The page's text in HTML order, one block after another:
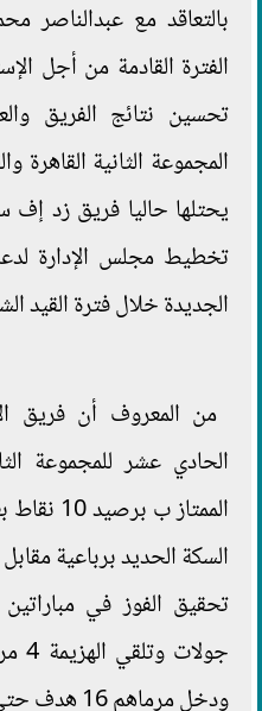
بالتعاقد مع عبدالناصر
الفترة القادمة من أجل
تحسين نتائج الفريق
المجموعة الثانية القاهرة
تخطيط مجلس الإدارة
الجديدة خلال فترة القيد
من المعروف أن فريق
الحادي عشر للمجموعة
الممتاز
السكة الحديد برباعية
ودخل مرماهم 16 هدف حتى الأن.